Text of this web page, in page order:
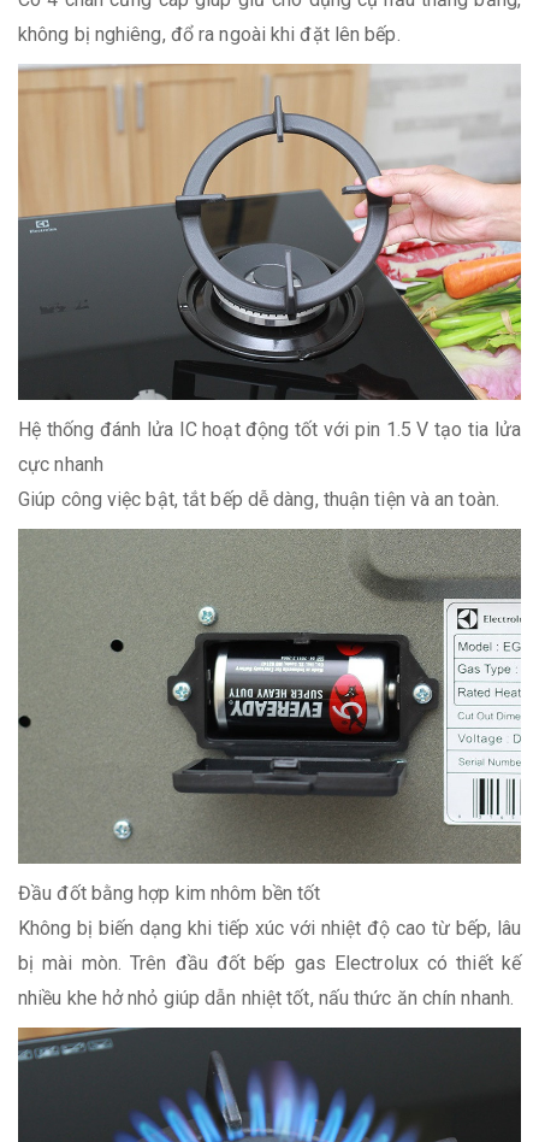
không bị nghiêng, đổ ra ngoài khi đặt lên bếp.
Hệ thống đánh lửa IC hoạt động tốt với pin 1.5 V tạo tia lửa
cực nhanh
Giúp công việc bật, tắt bếp dễ dàng, thuận tiện và an toàn.
Đầu đốt bằng hợp kim nhôm bền tốt
Không bị biến dạng khi tiếp xúc với nhiệt độ cao từ bếp, lâu
bị mài mòn. Trên đầu đốt bếp gas Electrolux có thiết kế
nhiều khe hở nhỏ giúp dẫn nhiệt tốt, nấu thức ăn chín nhanh.